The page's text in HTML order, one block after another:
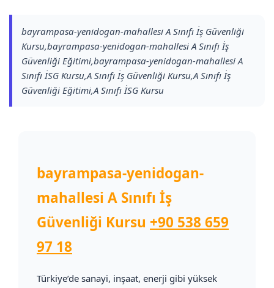
bayrampasa-yenidogan-mahallesi A Sınıfı İş Güvenliği
Kursu,bayrampasa-yenidogan-mahallesi A Sınıfı İş
Güvenliği Eğitimi,bayrampasa-yenidogan-mahallesi A
Sınıfı İSG Kursu,A Sınıfı İş Güvenliği Kursu,A Sınıfı İş
Güvenliği Eğitimi,A Sınıfı İSG Kursu
bayrampasa-yenidogan-
mahallesi A Sınıfı İş
Güvenliği Kursu +90 538 659
97 18
Türkiye’de sanayi, inşaat, enerji gibi yüksek